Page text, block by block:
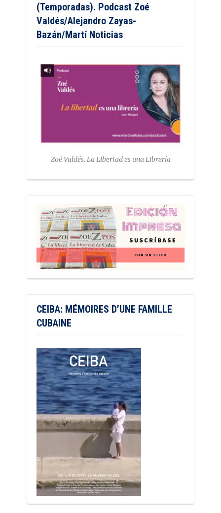
(Temporadas). Podcast Zoé
Valdés/Alejandro Zayas-
Bazán/Martí Noticias
Zoé Valdés. La Libertad es una Librería
CEIBA: MÉMOIRES D’UNE FAMILLE
CUBAINE